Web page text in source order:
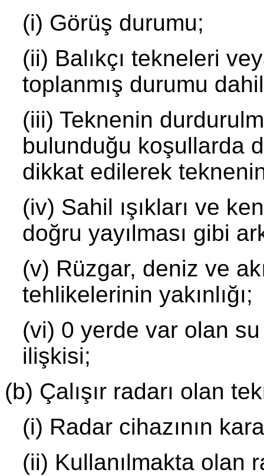
(i) Görüş durumu;
(ii) Balıkçı tekneleri
toplanmış durumu
(iii) Teknenin
bulunduğu koşullarda
dikkat edilerek
(iv) Sahil ışıkları ve
doğru yayılması gibi
(v) Rüzgar, deniz ve
tehlikelerinin yakınlığı;
(vi) 0 yerde var olan
ilişkisi;
(b) Çalışır radarı olan
(i) Radar cihazının
(ii) Kullanılmakta olan